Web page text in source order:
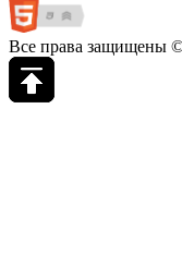
Все права защищены